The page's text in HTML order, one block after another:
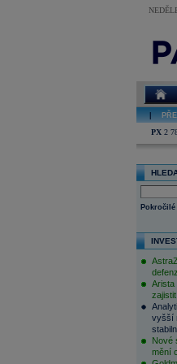
PX 2
Arista
vyšší
Nové
mění